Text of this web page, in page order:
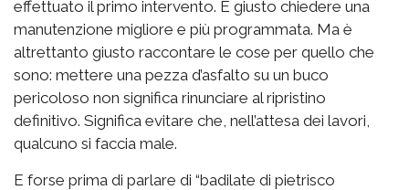
effettuato il primo intervento. È giusto chiedere una
manutenzione migliore e più programmata. Ma è
altrettanto giusto raccontare le cose per quello che
sono: mettere una pezza d’asfalto su un buco
pericoloso non significa rinunciare al ripristino
definitivo. Significa evitare che, nell’attesa dei lavori,
qualcuno si faccia male.
E forse prima di parlare di “badilate di pietrisco